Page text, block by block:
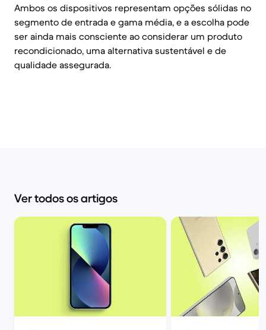
Ambos os dispositivos representam opções sólidas no
segmento de entrada e gama média, e a escolha pode
ser ainda mais consciente ao considerar um produto
recondicionado, uma alternativa sustentável e de
qualidade assegurada.
Ver todos os artigos